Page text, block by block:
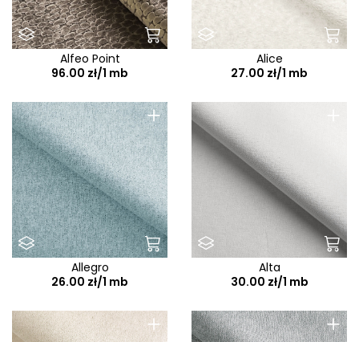
Alfeo Point
96.00 zł/1 mb
Alice
27.00 zł/1 mb
+
Allegro
26.00 zł/1 mb
+
Alta
30.00 zł/1 mb
+ +